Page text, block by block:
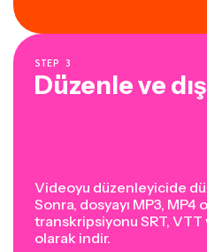
STEP 3
Düzenle ve
Videoyu düzenleyicide
Sonra, dosyayı MP3, MP4
transkripsiyonu SRT, VTT
olarak indir.